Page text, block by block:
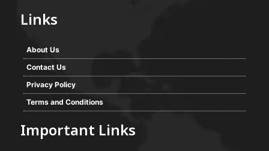
Links
About Us
Contact Us
Privacy Policy
Terms and Conditions
Important Links